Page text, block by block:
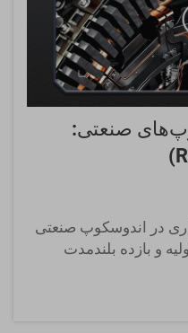
صنعتی:
در اندوسکوپ صنعتی
و بازده بلندمدت
سرمایه‌گذاری قابل
جهان محسوب